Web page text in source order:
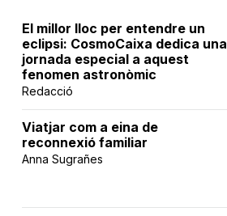
El millor lloc per entendre un
eclipsi: CosmoCaixa dedica una
jornada especial a aquest
fenomen astronòmic
Redacció
Viatjar com a eina de
reconnexió familiar
Anna Sugrañes